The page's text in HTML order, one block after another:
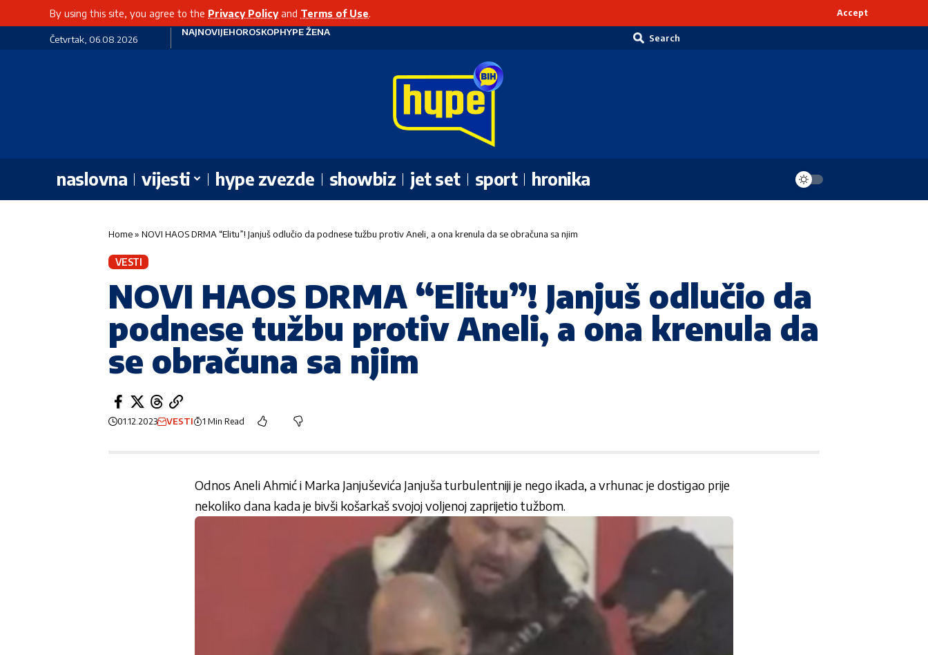
By using this site, you agree to the Privacy Policyand Terms of Use. Accept
Četvrtak, 06.08.2026
NAJNOVIJEHOROSKOPHYPE ŽENA
Search
naslovna vijesti hype zvezde showbiz jet set sport hronika
Home» NOVI HAOS DRMA “Elitu”! Janjuš odlučio da podnese tužbu protiv Aneli, a ona krenula da se obračuna sa njim
VESTI
NOVI HAOS DRMA “Elitu”! Janjuš odlučio da
podnese tužbu protiv Aneli, a ona krenula da
se obračuna sa njim
01.12.2023 VESTI 1 Min Read
Odnos Aneli Ahmić i Marka Janjuševića Janjuša turbulentniji je nego ikada, a vrhunac je dostigao prije
nekoliko dana kada je bivši košarkaš svojoj voljenoj zaprijetio tužbom.